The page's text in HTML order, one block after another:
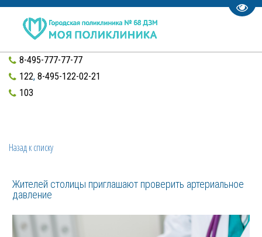
8-495-777-77-77
122, 8-495-122-02-21
103
Назад к списку
Жителей столицы приглашают проверить артериальное
давление